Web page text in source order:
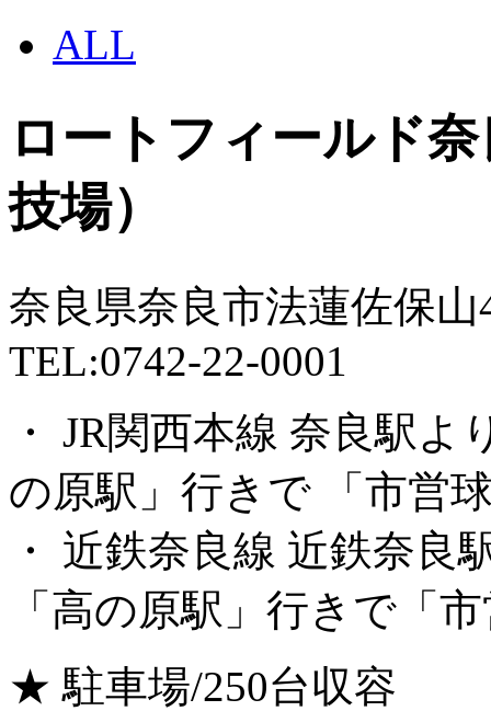
ALL
ロートフィールド
技場）
奈良県奈良市法蓮佐保山
TEL:0742-22-0001
・ JR関西本線 奈良駅
の原駅」行きで 「市営
・ 近鉄奈良線 近鉄奈良
「高の原駅」行きで「
★ 駐車場/250台収容